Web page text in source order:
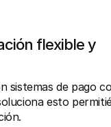
flexible y
sistemas de pago
esto